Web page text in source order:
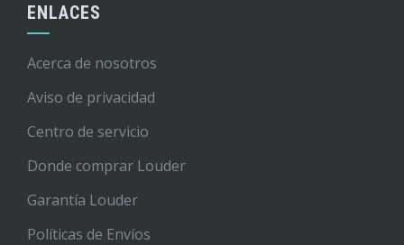
ENLACES
Acerca de nosotros
Aviso de privacidad
Centro de servicio
Donde comprar Louder
Garantía Louder
Políticas de Envíos